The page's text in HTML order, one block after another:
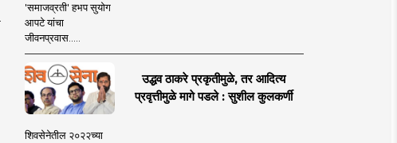
'समाजव्रती' हभप सुयोग
आपटे यांचा
जीवनप्रवास.....
उद्धव ठाकरे प्रकृतीमुळे, तर आदित्य
प्रवृत्तीमुळे मागे पडले : सुशील कुलकर्णी
शिवसेनेतील २०२२च्या